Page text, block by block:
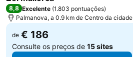
8,8 Excelente (1.803 pontuações)
Palmanova, a 0.9 km de Centro da cidade
de € 186
Consulte os preços de 15 sites